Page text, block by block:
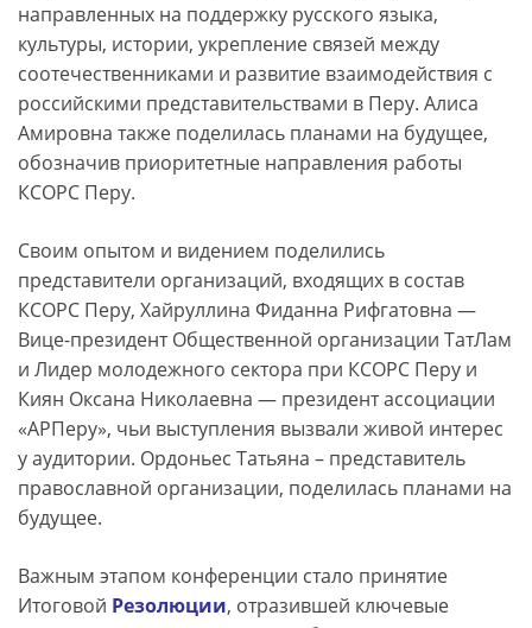
направленных на поддержку русского языка,
культуры, истории, укрепление связей между
соотечественниками и развитие взаимодействия с
российскими представительствами в Перу. Алиса
Амировна также поделилась планами на будущее,
обозначив приоритетные направления работы
КСОРС Перу.
Своим опытом и видением поделились
представители организаций, входящих в состав
КСОРС Перу, Хайруллина Фиданна Рифгатовна —
Вице-президент Общественной организации ТатЛам
и Лидер молодежного сектора при КСОРС Перу и
Киян Оксана Николаевна — президент ассоциации
«АРПеру», чьи выступления вызвали живой интерес
у аудитории. Ордоньес Татьяна – представитель
православной организации, поделилась планами на
будущее.
Важным этапом конференции стало принятие
Итоговой Резолюции, отразившей ключевые